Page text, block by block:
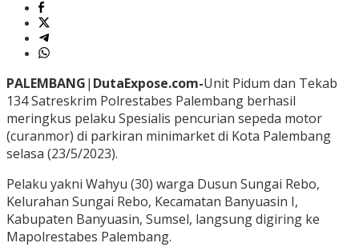
PALEMBANG| DutaExpose.com-Unit Pidum dan Tekab
134 Satreskrim Polrestabes Palembang berhasil
meringkus pelaku Spesialis pencurian sepeda motor
(curanmor) di parkiran minimarket di Kota Palembang
selasa (23/5/2023).
Pelaku yakni Wahyu (30) warga Dusun Sungai Rebo,
Kelurahan Sungai Rebo, Kecamatan Banyuasin I,
Kabupaten Banyuasin, Sumsel, langsung digiring ke
Mapolrestabes Palembang.